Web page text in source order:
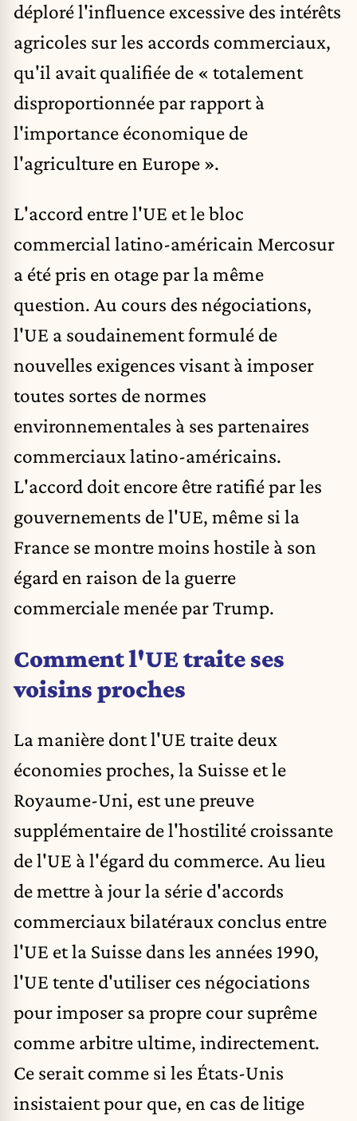
déploré l'influence excessive des intérêts
agricoles sur les accords commerciaux,
qu'il avait qualifiée de « totalement
disproportionnée par rapport à
l'importance économique de
l'agriculture en Europe ».
L'accord entre l'UE et le bloc
commercial latino-américain Mercosur
a été pris en otage par la même
question. Au cours des négociations,
l'UE a soudainementformulé de
nouvelles exigences visant à imposer
toutes sortes de normes
environnementales à ses partenaires
commerciaux latino-américains.
L'accord doit encore être ratifié par les
gouvernements de l'UE, même si la
France se montre moins hostile à son
égard en raison de la guerre
commerciale menée par Trump.
Comment l'UE traite ses
voisins proches
La manière dont l'UE traite deux
économies proches, la Suisse et le
Royaume-Uni, est une preuve
supplémentaire de l'hostilité croissante
de l'UE à l'égard du commerce. Au lieu
de mettre à jour la série d'accords
commerciaux bilatéraux conclus entre
l'UE et la Suisse dans les années 1990,
l'UE tente d'utiliser ces négociations
pour imposer sa propre cour suprême
comme arbitre ultime, indirectement.
Ce serait comme si les États-Unis
insistaient pour que, en cas de litige